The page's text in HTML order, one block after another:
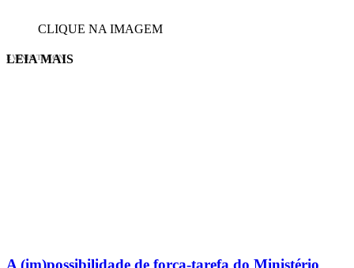
CLIQUE NA IMAGEM
EVINIS TALON
LEIA MAIS
A (im)possibilidade de força-tarefa do Ministério